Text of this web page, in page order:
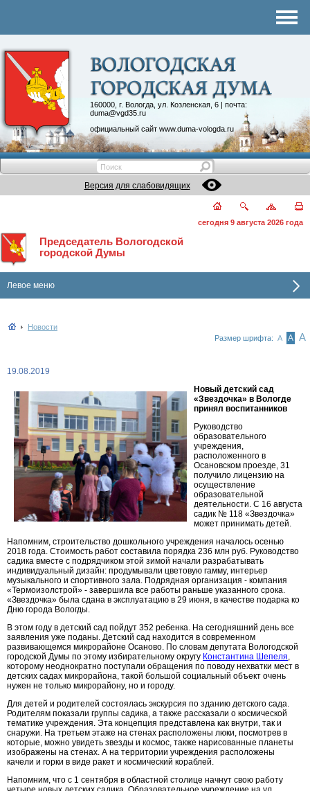
160000, г. Вологда, ул. Козленская, 6 | почта:
duma@vgd35.ru
официальный сайт www.duma-vologda.ru
Контакты
Депутатские объединения
Версия для слабовидящих
сегодня 9 августа 2026 года
Председатель Вологодской
городской Думы
Левое меню
Новости
Размер шрифта: А А А
19.08.2019
Новый детский сад
«Звездочка» в Вологде
принял воспитанников
Руководство
образовательного
учреждения,
расположенного в
Осановском проезде, 31
получило лицензию на
осуществление
образовательной
деятельности. С 16 августа
садик № 118 «Звездочка»
может принимать детей.
Напомним, строительство дошкольного учреждения началось осенью
2018 года. Стоимость работ составила порядка 236 млн руб. Руководство
садика вместе с подрядчиком этой зимой начали разрабатывать
индивидуальный дизайн: продумывали цветовую гамму, интерьер
музыкального и спортивного зала. Подрядная организация - компания
«Термоизолстрой» - завершила все работы раньше указанного срока.
«Звездочка» была сдана в эксплуатацию в 29 июня, в качестве подарка ко
Дню города Вологды.
В этом году в детский сад пойдут 352 ребенка. На сегодняшний день все
заявления уже поданы. Детский сад находится в современном
развивающемся микрорайоне Осаново. По словам депутата Вологодской
городской Думы по этому избирательному округу Константина Шепеля,
которому неоднократно поступали обращения по поводу нехватки мест в
детских садах микрорайона, такой большой социальный объект очень
нужен не только микрорайону, но и городу.
Для детей и родителей состоялась экскурсия по зданию детского сада.
Родителям показали группы садика, а также рассказали о космической
тематике учреждения. Эта концепция представлена как внутри, так и
снаружи. На третьем этаже на стенах расположены люки, посмотрев в
которые, можно увидеть звезды и космос, также нарисованные планеты
изображены на стенах. А на территории учреждения расположены
качели и горки в виде ракет и космический кораблей.
Напомним, что с 1 сентября в областной столице начнут свою работу